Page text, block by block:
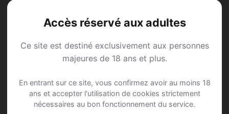
Accès réservé aux adultes
Ce site est destiné exclusivement aux personnes
majeures de 18 ans et plus.
En entrant sur ce site, vous confirmez avoir au moins 18
ans et accepter l'utilisation de cookies strictement
nécessaires au bon fonctionnement du service.
Annonce Rencontre à
Gasel
Rejoins les membres de Gasel et des